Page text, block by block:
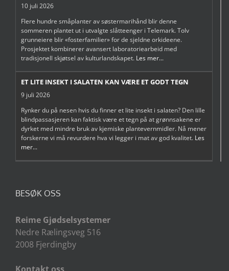
10 juli 2026
Flere hundre småplanter av søstermarihånd blir denne
sommeren plantet ut i utvalgte slåtteenger i Telemark. Tolv
grunneiere blir «fosterfamilier» for de sjeldne orkideene.
Prosjektet kombinerer avansert laboratoriearbeid med
tradisjonell skjøtsel av kulturlandskapet. Les mer...
ET LITE INSEKT I SALATEN KAN VÆRE ET GODT TEGN
9 juli 2026
Rynker du på nesen hvis du finner et lite insekt i salaten? Den lille
blindpassasjeren kan faktisk være et tegn på at grønnsakene er
dyrket med mindre bruk av kjemiske plantevernmidler. Nå mener
forskerne vi må revurdere hva vi legger i mat av god kvalitet. Les
mer...
BESØK OSS
Reime Gjødselsystemer
Nedre Rælingsveg 516
2008 Fjerdingby
Kontakt oss